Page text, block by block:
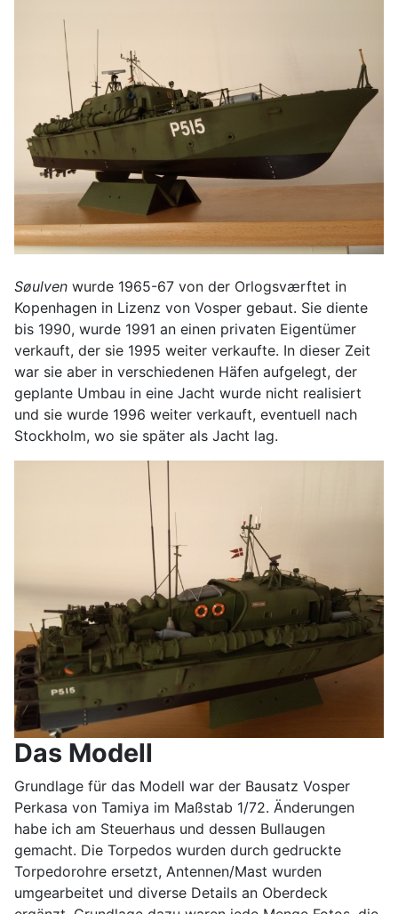
Søulven wurde 1965-67 von der Orlogsværftet in
Kopenhagen in Lizenz von Vosper gebaut. Sie diente
bis 1990, wurde 1991 an einen privaten Eigentümer
verkauft, der sie 1995 weiter verkaufte. In dieser Zeit
war sie aber in verschiedenen Häfen aufgelegt, der
geplante Umbau in eine Jacht wurde nicht realisiert
und sie wurde 1996 weiter verkauft, eventuell nach
Stockholm, wo sie später als Jacht lag.
Das Modell
Grundlage für das Modell war der Bausatz Vosper
Perkasa von Tamiya im Maßstab 1/72. Änderungen
habe ich am Steuerhaus und dessen Bullaugen
gemacht. Die Torpedos wurden durch gedruckte
Torpedorohre ersetzt, Antennen/Mast wurden
umgearbeitet und diverse Details an Oberdeck